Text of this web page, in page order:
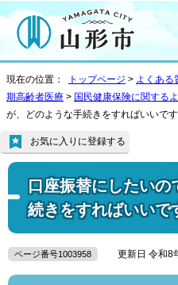
現在の位置： トップページ > よくある
期高齢者医療 > 国民健康保険に関する
が、どのような手続きをすればいいです
口座振替にしたい
続きをすればいいで
お気に入りに登録する
ページ番号1003958 更新日 令和8